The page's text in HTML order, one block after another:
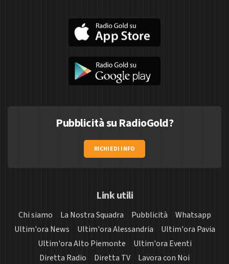
Pubblicità su RadioGold?
RICHIEDI INFO
Link utili
Chi siamo La Nostra Squadra Pubblicità
Whatsapp
Ultim'ora News
Ultim'ora Alessandria
Ultim'ora Pavia
Ultim'ora Alto Piemonte
Ultim'ora Eventi
Diretta Radio
Diretta TV Lavora con Noi